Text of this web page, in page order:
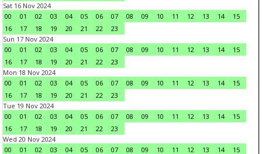
Sat 16 Nov 2024
00
01 02 03 04 05 06 07 08 09 10 11 12 13 14
15
16
17 18 19 20 21 22
23
Sun 17 Nov 2024
00
01 02 03 04 05 06 07 08 09 10 11 12 13 14
15
16
17 18 19 20 21 22
23
Mon 18 Nov 2024
00
01 02 03 04 05 06 07 08 09 10 11 12 13 14
15
16
17 18 19 20 21 22
23
Tue 19 Nov 2024
00
01 02 03 04 05 06 07 08 09 10 11 12 13 14
15
16
17 18 19 20 21 22
23
Wed 20 Nov 2024
00
01 02 03 04 05 06 07 08 09 10 11 12 13 14
15